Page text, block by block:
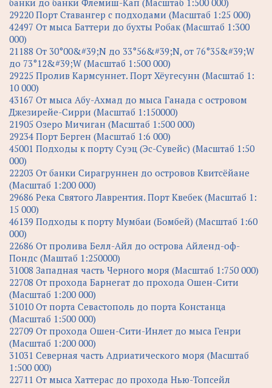
29220 Порт Ставангер с подходами (Масштаб 1:25 000)
42497 От мыса Баттери до бухты Робак (Масштаб 1:300
000)
21188 От 30°00&#39;N до 33°56&#39;N, от 76°35&#39;W
до 73°12&#39;W (Масштаб 1:500 000)
29225 Пролив Кармсуннет. Порт Хёугесунн (Масштаб 1:
10 000)
43167 От мыса Абу-Ахмад до мыса Ганада с островом
Джезирейе-Сирри (Масштаб 1:150000)
21905 Озеро Мичиган (Масштаб 1:500 000)
29234 Порт Берген (Масштаб 1:6 000)
45001 Подходы к порту Суэц (Эс-Сувейс) (Масштаб 1:50
000)
22203 От банки Сирагруннен до островов Квитсёйане
(Масштаб 1:200 000)
29686 Река Святого Лаврентия. Порт Квебек (Масштаб 1:
15 000)
46139 Подходы к порту Мумбаи (Бомбей) (Масштаб 1:60
000)
22686 От пролива Белл-Айл до острова Айленд-оф-
Пондс (Маштаб 1:250000)
31008 Западная часть Черного моря (Масштаб 1:750 000)
22708 От прохода Барнегат до прохода Ошен-Сити
(Масштаб 1:200 000)
31010 От порта Севастополь до порта Констанца
(Масштаб 1:500 000)
22709 От прохода Ошен-Сити-Инлет до мыса Генри
(Масштаб 1:200 000)
31031 Северная часть Адриатического моря (Масштаб
1:500 000)
22711 От мыса Хаттерас до прохода Нью-Топсейл